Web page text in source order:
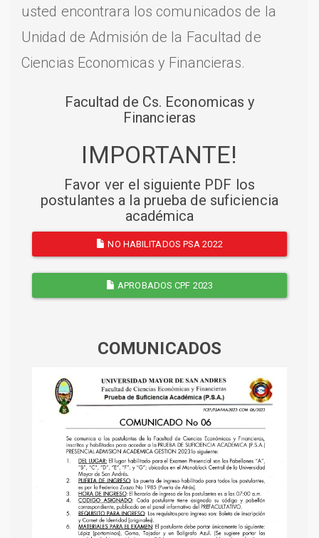
usted encontrara los comunicados de la
Unidad de Admisión de la Facultad de
Ciencias Economicas y Financieras.
Facultad de Cs. Economicas y
Financieras
IMPORTANTE!
Favor ver el siguiente PDF los
postulantes a la prueba de suficiencia
académica
NO HABILITADOS PSA 2022
APROBADOS CPF 2023
COMUNICADOS